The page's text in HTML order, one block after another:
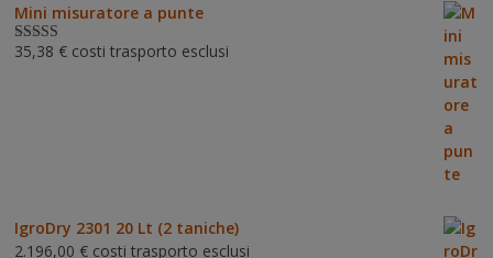
Mini misuratore a punte
Valutat
35,38 € costi trasporto esclusi
IgroDry 2301 20 Lt (2 taniche)
2.196,00 € costi trasporto esclusi